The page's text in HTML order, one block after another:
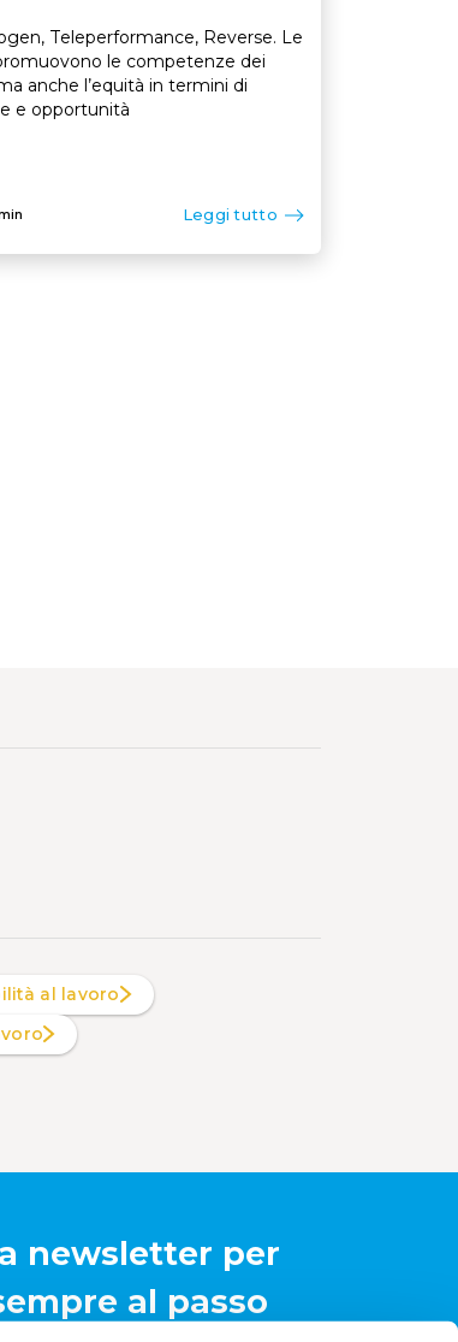
Teleperformance, Reverse. Le
le competenze dei
anche l’equità in termini di
e opportunità
Leggi tutto
al lavoro
newsletter per
al passo